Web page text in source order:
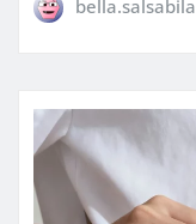
bella.salsabila